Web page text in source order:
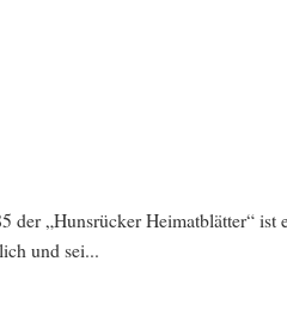
„Hunsrücker Heimatblätter“ ist
und sei...